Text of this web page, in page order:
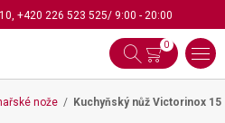
, +420 226 523 525/ 9:00 - 20:00
0
nože Kuchyňský nůž Victorinox